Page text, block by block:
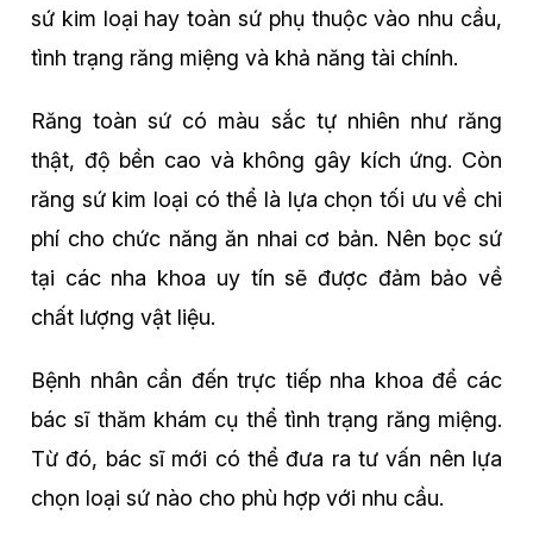
sứ kim loại hay toàn sứ phụ thuộc vào nhu cầu,
tình trạng răng miệng và khả năng tài chính.
Răng toàn sứ có màu sắc tự nhiên như răng
thật, độ bền cao và không gây kích ứng. Còn
răng sứ kim loại có thể là lựa chọn tối ưu về chi
phí cho chức năng ăn nhai cơ bản. Nên bọc sứ
tại các nha khoa uy tín sẽ được đảm bảo về
chất lượng vật liệu.
Bệnh nhân cần đến trực tiếp nha khoa để các
bác sĩ thăm khám cụ thể tình trạng răng miệng.
Từ đó, bác sĩ mới có thể đưa ra tư vấn nên lựa
chọn loại sứ nào cho phù hợp với nhu cầu.